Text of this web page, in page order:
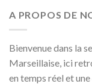
A PROPOS DE
Bienvenue dans la
Marseillaise, ici
en temps réel et